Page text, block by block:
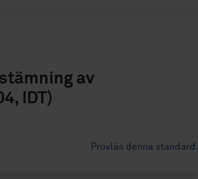
av
IDT)
Provläs denna standard